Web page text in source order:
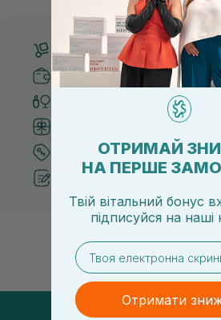
Безкоштовна доставка від
Безпечні способи оплати
Тільки оригінальна косметика
Система бонусів та лояльності
Кращі ціни та топ товари
Рекомендації від
ОТРИМАЙ
НА ПЕРШЕ
Твій вітальний бонус
підписуйся на наші
email
Отримати